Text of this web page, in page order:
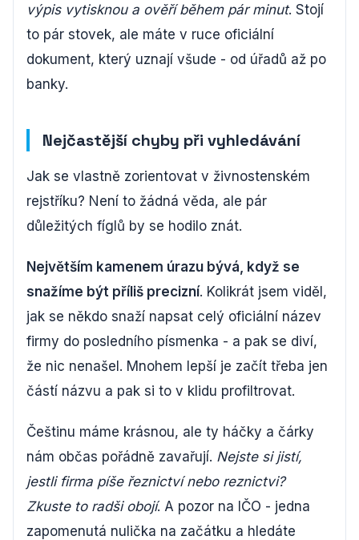
výpis vytisknou a ověří během pár minut. Stojí
to pár stovek, ale máte v ruce oficiální
dokument, který uznají všude - od úřadů až po
banky.
Nejčastější chyby při vyhledávání
Jak se vlastně zorientovat v živnostenském
rejstříku? Není to žádná věda, ale pár
důležitých fíglů by se hodilo znát.
Největším kamenem úrazu bývá, když se
snažíme být příliš precizní. Kolikrát jsem viděl,
jak se někdo snaží napsat celý oficiální název
firmy do posledního písmenka - a pak se diví,
že nic nenašel. Mnohem lepší je začít třeba jen
částí názvu a pak si to v klidu profiltrovat.
Češtinu máme krásnou, ale ty háčky a čárky
nám občas pořádně zavařují. Nejste si jistí,
jestli firma píše řeznictví nebo reznictvi?
Zkuste to radši obojí. A pozor na IČO - jedna
zapomenutá nulička na začátku a hledáte